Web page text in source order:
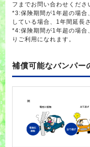
フまでお問い合わせくださ
*3:保険期間が1年超の場合
している場合、1年間延長
*4:保険期間が1年超の場合
りご利用になれます。
補償可能なバンパー